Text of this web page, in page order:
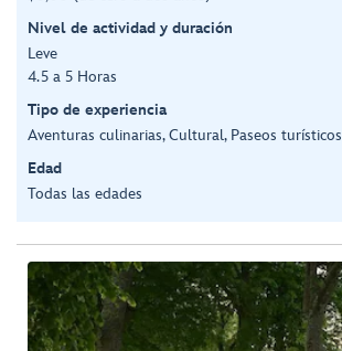
Nivel de actividad y duración
Leve
4.5 a 5 Horas
Tipo de experiencia
Aventuras culinarias, Cultural, Paseos turísticos
Edad
Todas las edades